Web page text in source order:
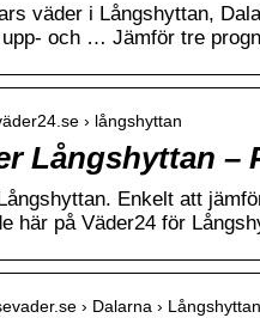
väder i Långshyttan,
och … Jämför tre
› långshyttan
Långshyttan –
Enkelt att
här på Väder24 för
› Dalarna ›